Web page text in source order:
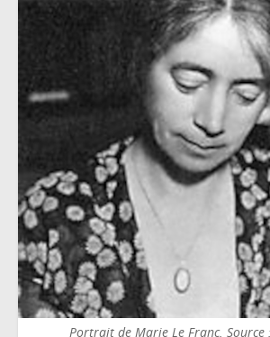
Portrait de Marie Le Franc. Source